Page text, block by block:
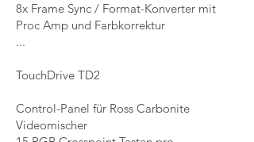
8x Frame Sync / Format-Konverter mit
Proc Amp und Farbkorrektur
...
TouchDrive TD2
Control-Panel für Ross Carbonite
Videomischer